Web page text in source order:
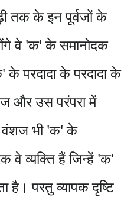
तक के इन पूर्वजों के
वे 'क' के समानोदक
परदादा के परदादा के
और उस परंपरा में
वंशज भी 'क' के
वे व्यक्ति हैं जिन्हें 'क'
है। परतु व्यापक दृष्टि